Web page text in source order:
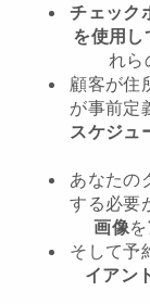
チェック
を使用し
れら
顧客が住
が事前定
スケジュ
あなたの
する必要
画像を
そして予
イアン